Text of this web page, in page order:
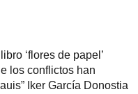
‘flores de papel’
los conflictos han
Iker García Donostia